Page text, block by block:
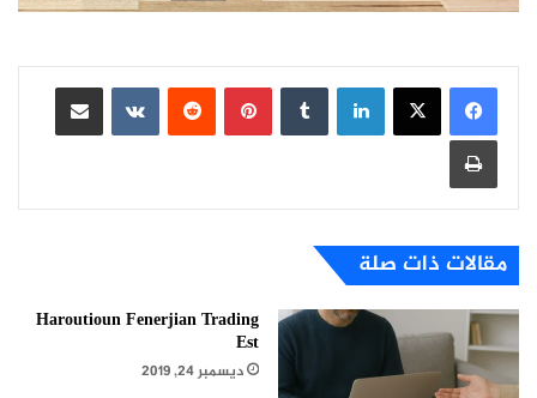
لينكدإن بينتيريست
مشاركة عبر البريد
طباعة
مقالات ذات صلة
Haroutioun Fenerjian Trading
Est
ديسمبر 24, 2019